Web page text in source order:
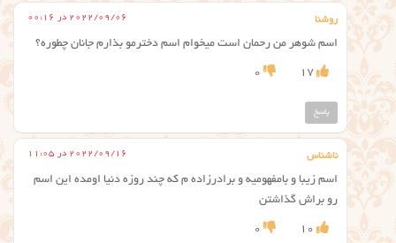
روشنا 2022/09/06 در 00:16
اسم شوهر من رحمان است میخوام اسم دخترمو بذارم جانان چطوره؟
17
0
پاسخ
ناشناس 2022/09/16 در 11:05
اسم زیبا و بامفهومیه و برادرزاده م که چند روزه دنیا اومده این اسم
رو براش گذاشتن
10
0